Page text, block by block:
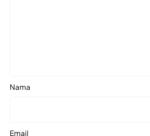
Nama
Email